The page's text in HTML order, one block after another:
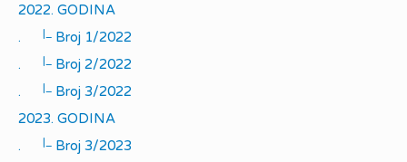
2022. GODINA
.
|_
Broj 1/2022
.
|_
Broj 2/2022
.
|_
Broj 3/2022
2023. GODINA
.
|_
Broj 3/2023